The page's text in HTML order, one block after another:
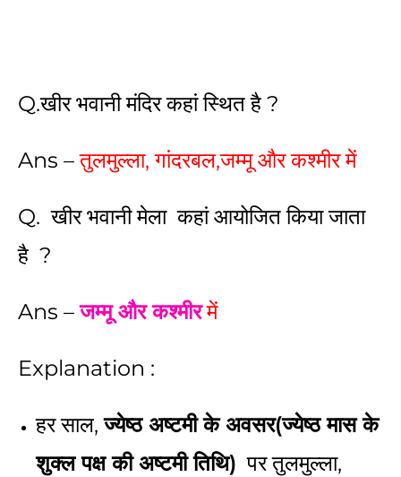
Q.खीर भवानी मंदिर कहां स्थित है ?
Ans –तुलमुल्ला, गांदरबल,जम्मू और कश्मीर में
Q. खीर भवानी मेला कहां आयोजित किया जाता
है ?
Ans –जम्मू और कश्मीरमें
Explanation :
हर साल,ज्येष्ठ अष्टमी के अवसर(ज्येष्ठ मास के
शुक्ल पक्ष की अष्टमी तिथि) पर तुलमुल्ला,